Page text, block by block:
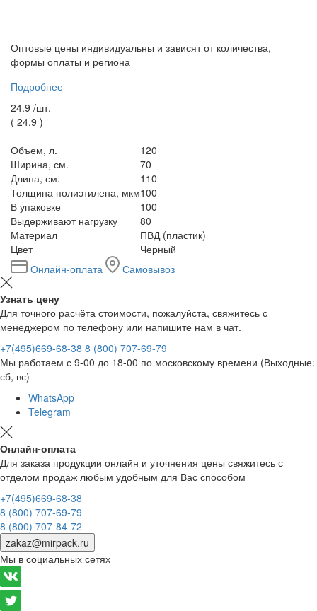
Оптовые цены индивидуальны и зависят от количества,
формы оплаты и региона
Подробнее
24.9 /шт.
( 24.9 )
Объем, л.
120
Ширина, см.
70
Длина, см.
110
Толщина полиэтилена, мкм100
В упаковке
100
Выдерживают нагрузку
80
Материал
ПВД (пластик)
Цвет
Черный
Онлайн-оплата
Самовывоз
Узнать цену
Для точного расчёта стоимости, пожалуйста, свяжитесь с
менеджером по телефону или напишите нам в чат.
+7(495)669-68-38 8 (800) 707-69-79
Мы работаем с 9-00 до 18-00 по московскому времени (Выходные:
сб, вс)
WhatsApp
Telegram
Онлайн-оплата
Для заказа продукции онлайн и уточнения цены свяжитесь с
отделом продаж любым удобным для Вас способом
+7(495)669-68-38
8 (800) 707-69-79
8 (800) 707-84-72
zakaz@mirpack.ru
Мы в социальных сетях